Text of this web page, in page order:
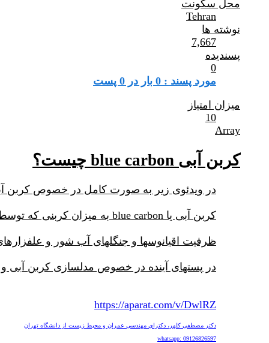
محل سکونت
Tehran
نوشته ها
7,667
پسندیده
0
مورد پسند : 0 بار در 0 پست
میزان امتیاز
10
Array
کربن آبی blue carbon چیست؟
در ویدئوی زیر به صورت کامل در خصوص کربن
کربن آبی یا blue carbon به میزان کربنی که توسط اکوسیستمهای آب شور از اتمسفر جذب و ترسیب می شود گویند.
ظرفیت اقیانوسها و جنگلهای آب شور و
در پستهای آینده در خصوص مدلسازی کربن
https://aparat.com/v/DwlRZ
دکتر مصطفی کلهر، دکترای مهندسی عمران و محیط زیست از دانشگاه تهران
whatsapp: 09126826597